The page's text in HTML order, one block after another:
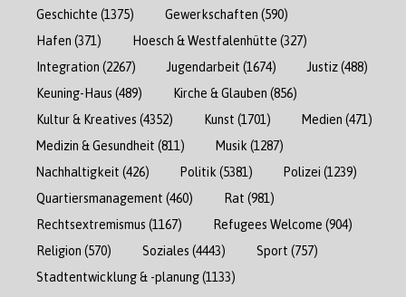
Geschichte (1375) Gewerkschaften (590)
Hafen (371) Hoesch & Westfalenhütte (327)
Integration (2267) Jugendarbeit (1674) Justiz(488)
Keuning-Haus (489) Kirche & Glauben (856)
Kultur & Kreatives (4352) Kunst (1701) Medien (471)
Medizin & Gesundheit (811) Musik (1287)
Nachhaltigkeit (426) Politik (5381) Polizei (1239)
Quartiersmanagement (460) Rat (981)
Rechtsextremismus (1167) Refugees Welcome (904)
Religion (570) Soziales (4443) Sport (757)
Stadtentwicklung & -planung(1133)